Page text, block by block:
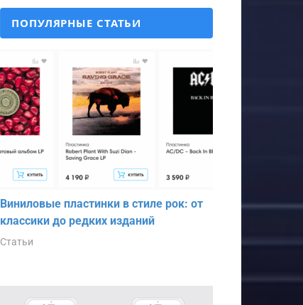
ПОПУЛЯРНЫЕ СТАТЬИ
Виниловые пластинки в стиле рок: от
классики до редких изданий
Статьи